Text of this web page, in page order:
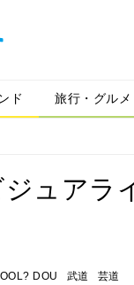
ド 旅行・グルメ
ュアラ
DOU 武道 芸道